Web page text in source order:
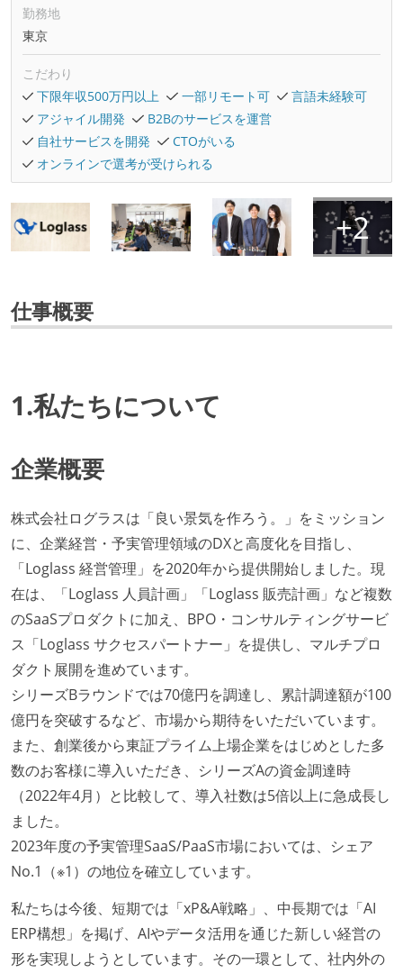
勤務地
東京
こだわり
下限年収500万円以上
一部リモート可
言語未経験可
アジャイル開発
B2Bのサービスを運営
自社サービスを開発
CTOがいる
オンラインで選考が受けられる
仕事概要
1.私たちについて
企業概要
株式会社ログラスは「良い景気を作ろう。」をミッション
に、企業経営・予実管理領域のDXと高度化を目指し、
「Loglass 経営管理」を2020年から提供開始しました。現
在は、「Loglass 人員計画」「Loglass 販売計画」など複数
のSaaSプロダクトに加え、BPO・コンサルティングサービ
ス「Loglass サクセスパートナー」を提供し、マルチプロ
ダクト展開を進めています。
シリーズBラウンドでは70億円を調達し、累計調達額が100
億円を突破するなど、市場から期待をいただいています。
また、創業後から東証プライム上場企業をはじめとした多
数のお客様に導入いただき、シリーズAの資金調達時
（2022年4月）と比較して、導入社数は5倍以上に急成長し
ました。
2023年度の予実管理SaaS/PaaS市場においては、シェア
No.1（※1）の地位を確立しています。
私たちは今後、短期では「xP&A戦略」、中長期では「AI
ERP構想」を掲げ、AIやデータ活用を通じた新しい経営の
形を実現しようとしています。その一環として、社内外の